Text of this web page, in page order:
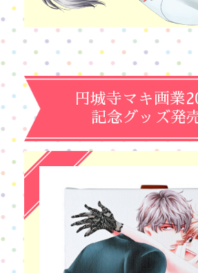
円城寺マキ画業
記念グッズ発